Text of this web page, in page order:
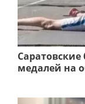
медалей на